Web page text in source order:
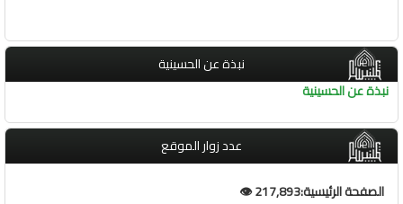
نبذة عن الحسينية
نبذة عن الحسينية
عدد زوار الموقع
الصفحة الرئيسية:217,893 👁️